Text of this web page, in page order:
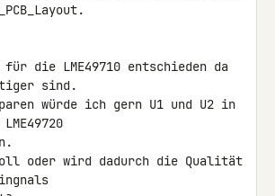
die LME49710 entschieden da
sind.
würde ich gern U1 und U2 in
oder wird dadurch die Qualität